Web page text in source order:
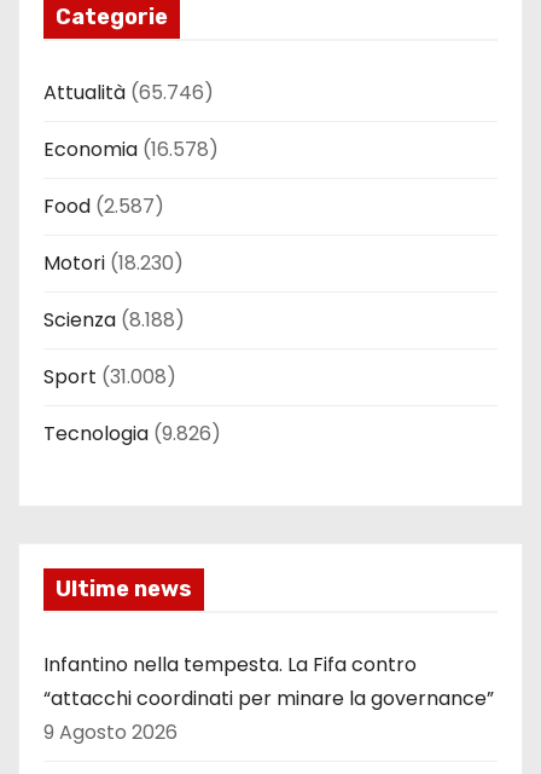
Categorie
Attualità (65.746)
Economia (16.578)
Food (2.587)
Motori (18.230)
Scienza (8.188)
Sport (31.008)
Tecnologia (9.826)
Ultime news
Infantino nella tempesta. La Fifa contro
“attacchi coordinati per minare la governance”
9 Agosto 2026